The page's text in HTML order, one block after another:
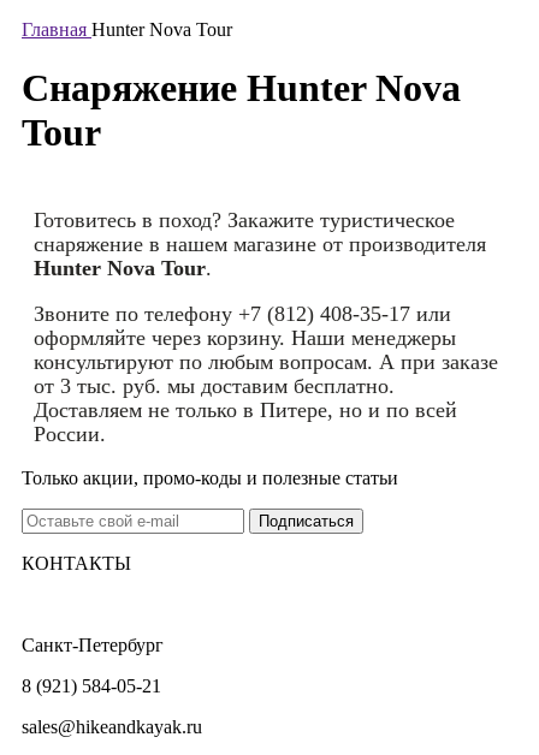
Главная Hunter Nova Tour
Снаряжение Hunter Nova
Tour
Готовитесь в поход? Закажите туристическое
снаряжение в нашем магазине от производителя
Hunter Nova Tour.
Звоните по телефону +7 (812) 408-35-17 или
оформляйте через корзину. Наши менеджеры
консультируют по любым вопросам. А при заказе
от 3 тыс. руб. мы доставим бесплатно.
Доставляем не только в Питере, но и по всей
России.
Только акции, промо-коды и полезные статьи
КОНТАКТЫ
Санкт-Петербург
8 (921) 584-05-21
sales@hikeandkayak.ru